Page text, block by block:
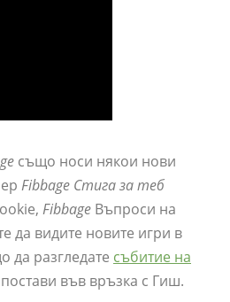
също носи някои нови
Fibbage Стига за теб
Fibbage Въпроси на
да видите новите игри в
да разгледате събитие на
във връзка с Гиш.